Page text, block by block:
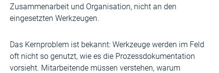
Zusammenarbeit und Organisation, nicht an den
eingesetzten Werkzeugen.
Das Kernproblem ist bekannt: Werkzeuge werden im Feld
oft nicht so genutzt, wie es die Prozessdokumentation
vorsieht. Mitarbeitende müssen verstehen, warum